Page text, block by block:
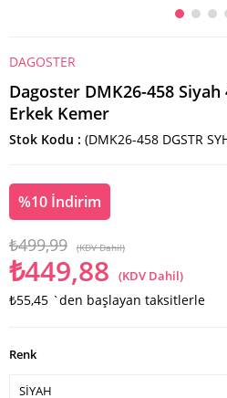
DAGOSTER
Dagoster DMK26-458
Erkek Kemer
Stok Kodu (DMK26-458 DGSTR
%10 İndirim
₺499,99 (KDV Dahil)
₺449,88 (KDV Dahil)
₺55,45 `den başlayan taksitlerle
Renk